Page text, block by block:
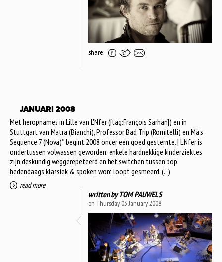
share:
JANUARI 2008
Met heropnames in Lille van L'Nfer ([tag:François Sarhan]) en in
Stuttgart van Matra (Bianchi), Professor Bad Trip (Romitelli) en Ma's
Sequence 7 (Nova)* begint 2008 onder een goed gesternte. | L'Nfer is
ondertussen volwassen geworden: enkele hardnekkige kinderziektes
zijn deskundig weggerepeteerd en het switchen tussen pop,
hedendaags klassiek & spoken word loopt gesmeerd. (...)
read more
written byTOM PAUWELS
on Thursday, 03 January 2008